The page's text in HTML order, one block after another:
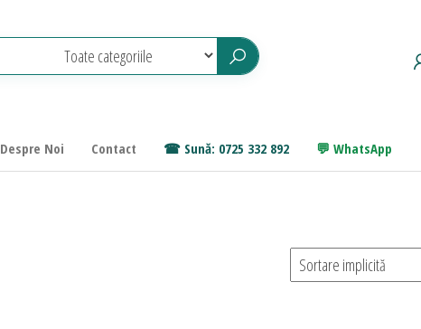
Despre Noi Contact Sună: 0725 332 892 WhatsApp